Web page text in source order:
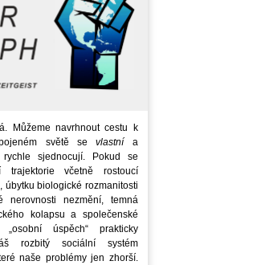
Můžeme navrhnout cestu k
světě sevlastnía
sjednocují. Pokud se
trajektorie včetně rostoucí
úbytku biologické rozmanitosti
nerovnosti nezmění, temná
kolapsu a společenské
úspěch“ prakticky
rozbitý sociální systém
naše problémy jen zhorší.